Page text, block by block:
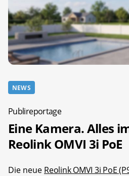
NEWS
Publireportage
Eine Kamera. Alles
Reolink OMVI 3i PoE
Die neue Reolink OMVI 3i PoE